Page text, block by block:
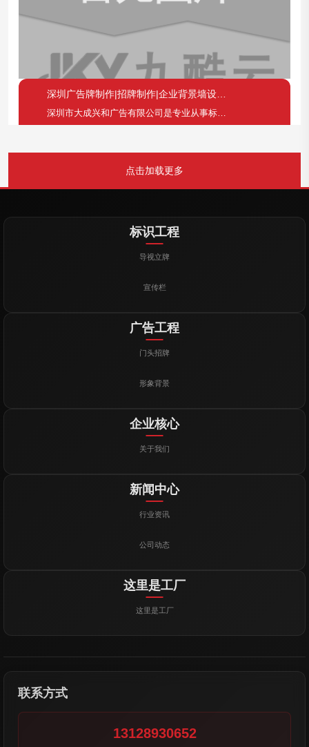
深圳广告牌制作|招牌制作|企业背景墙设计装修公司
深圳市大成兴和广告有限公司是专业从事标识标牌、展示
点击加载更多
标识工程
导视立牌
宣传栏
广告工程
门头招牌
形象背景
企业核心
关于我们
新闻中心
行业资讯
公司动态
这里是工厂
这里是工厂
联系方式
13128930652